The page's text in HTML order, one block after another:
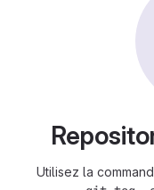
Utilisez la